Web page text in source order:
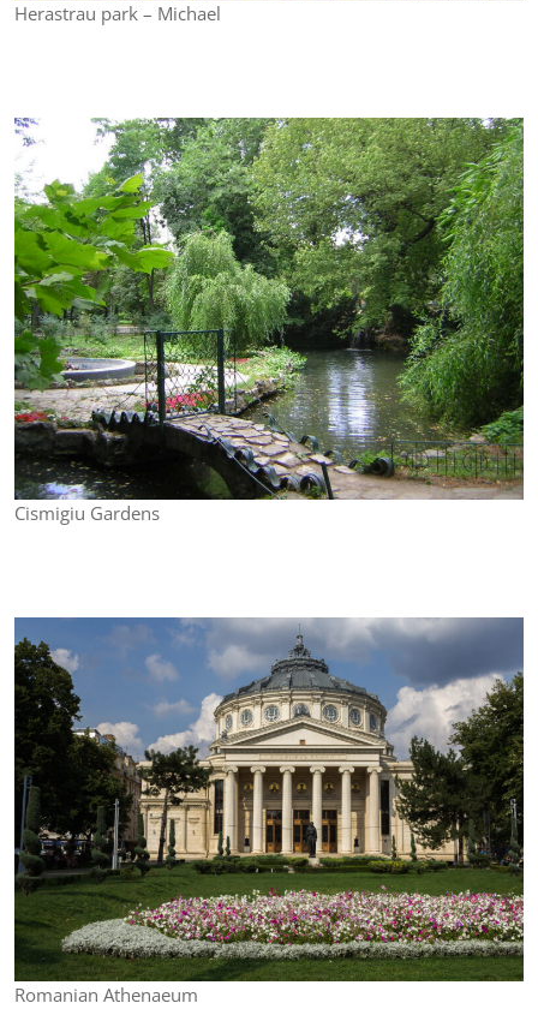
Herastrau park – Michael
Cismigiu Gardens
Romanian Athenaeum